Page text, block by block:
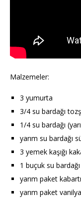
Malzemeler:
3 yumurta
3/4 su bardağı
1/4 su bardağı
yarım su bardağı
3 yemek kaşığı
1 buçuk su
yarım paket
yarım paket vanilya